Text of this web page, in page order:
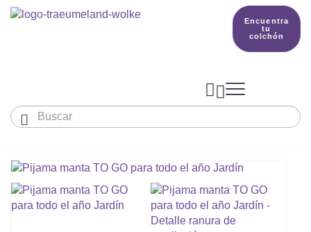
Encuentra
tu
colchón
 
COLCHONES Y ACCESORIOS
Colchón De Colecho, Cuna & Co
SACOS DE DORMIR
El país de nuestros sueños
PRODUCCIÓN


